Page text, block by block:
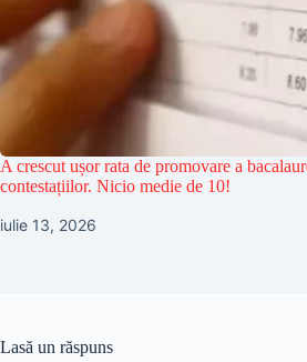
A crescut ușor rata de promovare a
contestațiilor. Nicio medie de 10!
iulie 13, 2026
Lasă un răspuns